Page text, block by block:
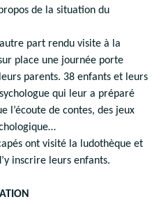
de la situation du
part rendu visite à la
place une journée porte
parents. 38 enfants et leurs
qui leur a préparé
l’écoute de contes, des jeux
ont visité la ludothèque et
inscrire leurs enfants.